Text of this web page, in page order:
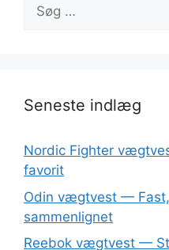
efter:
Seneste indlæg
Nordic Fighter
favorit
Odin vægtvest —
sammenlignet
Reebok vægtvest —